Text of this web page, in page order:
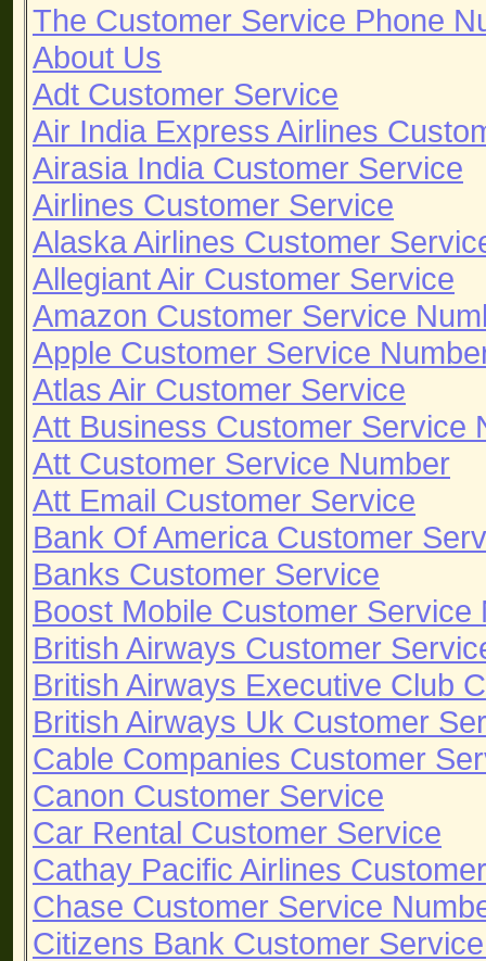
The Customer Service Phone
About Us
Adt Customer Service
Air India Express Airlines
Airasia India Customer Service
Airlines Customer Service
Alaska Airlines Customer
Allegiant Air Customer Service
Amazon Customer Service
Apple Customer Service
Atlas Air Customer Service
Att Business Customer Service
Att Customer Service Number
Att Email Customer Service
Bank Of America Customer
Banks Customer Service
Boost Mobile Customer Service
British Airways Customer
British Airways Executive Club
British Airways Uk Customer
Cable Companies Customer
Canon Customer Service
Car Rental Customer Service
Cathay Pacific Airlines
Chase Customer Service
Citizens Bank Customer